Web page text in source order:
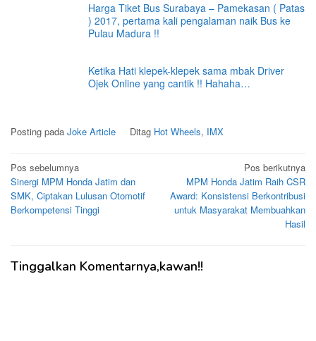
Harga Tiket Bus Surabaya – Pamekasan ( Patas
) 2017, pertama kali pengalaman naik Bus ke
Pulau Madura !!
Ketika Hati klepek-klepek sama mbak Driver
Ojek Online yang cantik !! Hahaha…
Posting pada Joke Article Ditag Hot Wheels, IMX
Navigasi
pos
Pos sebelumnya
Sinergi MPM Honda Jatim dan
SMK, Ciptakan Lulusan Otomotif
Berkompetensi Tinggi
Pos berikutnya
MPM Honda Jatim Raih CSR
Award: Konsistensi Berkontribusi
untuk Masyarakat Membuahkan
Hasil
Tinggalkan Komentarnya,kawan!!